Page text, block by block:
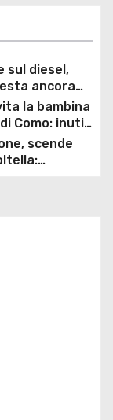
sul diesel,
ancora
lo
la bambina
Como: inutili
scende